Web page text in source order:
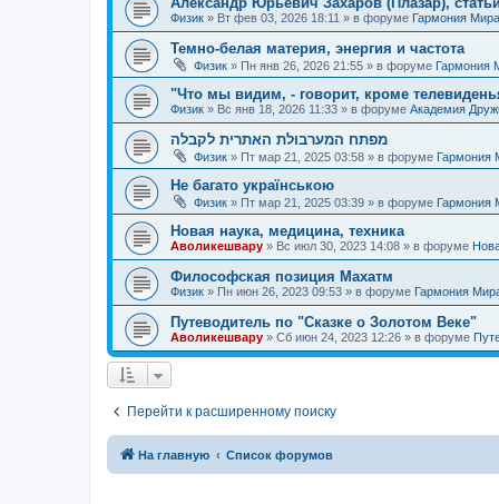
Физик » Вт фев 03, 2026 18:11 » в форуме Гармония Мира
Темно-белая материя, энергия и частота
Физик » Пн янв 26, 2026 21:55 » в форуме Гармония
"Что мы видим, - говорит, кроме
Физик » Вс янв 18, 2026 11:33 » в форуме Академия
מפתח המערבולת האתרית לקבלה
Физик » Пт мар 21, 2025 03:58 » в форуме Гармония
Не багато українською
Физик » Пт мар 21, 2025 03:39 » в форуме Гармония
Новая наука, медицина, техника
Аволикешвару » Вс июл 30, 2023 14:08 » в форуме
Философская позиция Махатм
Физик » Пн июн 26, 2023 09:53 » в форуме Гармония
Путеводитель по "Сказке о Золотом Веке"
Аволикешвару » Сб июн 24, 2023 12:26 » в форуме
Перейти к расширенному поиску
На главную Список форумов